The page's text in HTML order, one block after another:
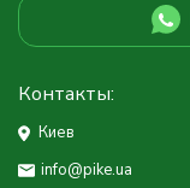
Контакты:
Киев
info@pike.ua